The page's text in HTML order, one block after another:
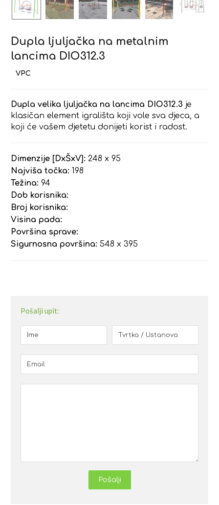
Dupla ljuljačka na metalnim
lancima DIO312.3
Dupla velika ljuljačka na lancima DIO312.3 je
klasičan element igrališta koji vole sva djeca, a
koji će vašem djetetu donijeti korist i radost.
Dimenzije [DxŠxV]: 248 x 95
Najviša točka: 198
Težina: 94
Dob korisnika:
Broj korisnika:
Visina pada:
Površina sprave:
Sigurnosna površina: 548 x 395
Pošalji upit:
Pošalji